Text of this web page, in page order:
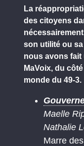
La
des citoyens
son utilité ou
nous avons fait
MaVoix, du
monde du 49-3.
Maelle
Nathalie
Marre